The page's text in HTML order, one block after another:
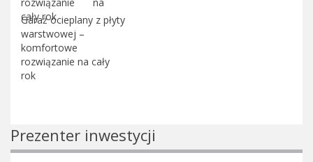
Garaż ocieplany z płyty
warstwowej –
komfortowe
rozwiązanie na cały
rok
Prezenter inwestycji